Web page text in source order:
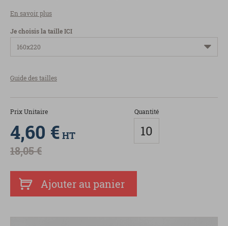
En savoir plus
Je choisis la taille ICI
Guide des tailles
Prix Unitaire
4,60 € HT
18,05 €
Quantité
Ajouter au panier